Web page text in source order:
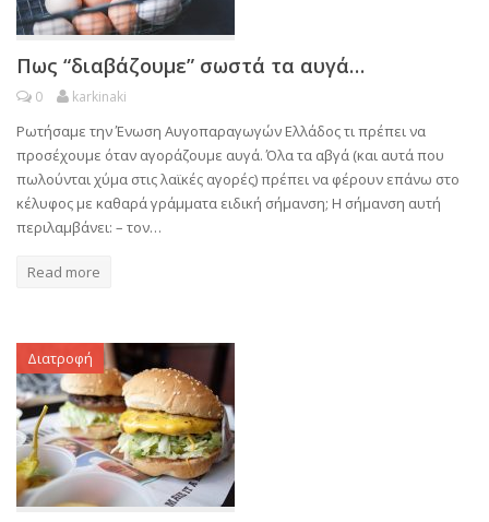
Πως “διαβάζουμε” σωστά τα αυγά…
0 karkinaki
Ρωτήσαμε την Ένωση Αυγοπαραγωγών Ελλάδος τι πρέπει να
προσέχουμε όταν αγοράζουμε αυγά. Όλα τα αβγά (και αυτά που
πωλούνται χύμα στις λαϊκές αγορές) πρέπει να φέρουν επάνω στο
κέλυφος με καθαρά γράμματα ειδική σήμανση; Η σήμανση αυτή
περιλαμβάνει: – τον…
Read more
Διατροφή